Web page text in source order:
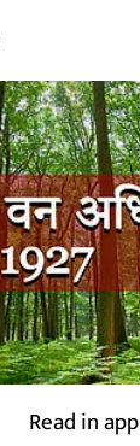
Read in app